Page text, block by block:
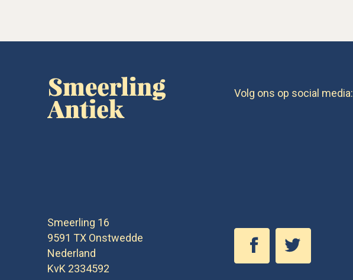
Smeerling 16
9591 TX Onstwedde
Nederland
KvK 2334592
Volg ons op social media: